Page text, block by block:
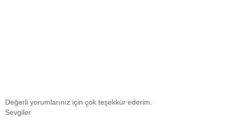
Değerli yorumlarınız için çok teşekkür ederim.
Sevgiler